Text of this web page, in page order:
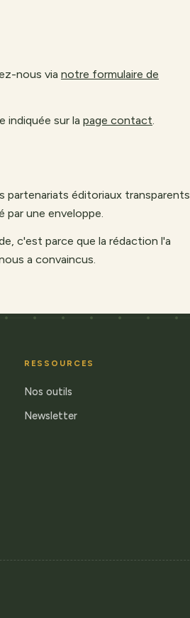
nous via notre formulaire de
indiquée sur la page contact.
partenariats éditoriaux transparents.
une enveloppe.
c'est parce que la rédaction l'a
a convaincus.
RESSOURCES
Nos outils
Newsletter